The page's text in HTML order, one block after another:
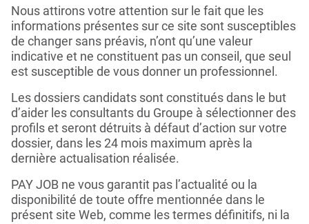
Nous attirons votre attention sur le fait que les
informations présentes sur ce site sont susceptibles
de changer sans préavis, n’ont qu’une valeur
indicative et ne constituent pas un conseil, que seul
est susceptible de vous donner un professionnel.
Les dossiers candidats sont constitués dans le but
d’aider les consultants du Groupe à sélectionner des
profils et seront détruits à défaut d’action sur votre
dossier, dans les 24 mois maximum après la
dernière actualisation réalisée.
PAY JOB ne vous garantit pas l’actualité ou la
disponibilité de toute offre mentionnée dans le
présent site Web, comme les termes définitifs, ni la